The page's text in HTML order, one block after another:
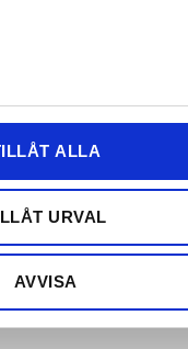
ALLA
URVAL
AVVISA